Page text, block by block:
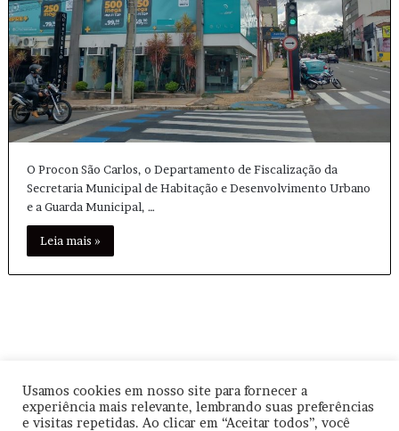
O Procon São Carlos, o Departamento de Fiscalização da
Secretaria Municipal de Habitação e Desenvolvimento Urbano
e a Guarda Municipal, …
Leia mais »
© Copyright2026, Todos os direitos reservados | |Termos de
Usamos cookies em nosso site para fornecer a
experiência mais relevante, lembrando suas preferências
e visitas repetidas. Ao clicar em “Aceitar todos”, você